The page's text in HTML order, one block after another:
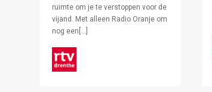
ruimte om je te verstoppen voor de
vijand. Met alleen Radio Oranje om
nog een[…]